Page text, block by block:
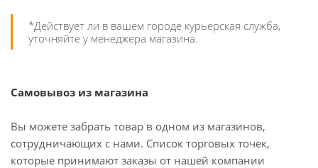
*Действует ли в вашем городе курьерская служба,
уточняйте у менеджера магазина.
Самовывоз из магазина
Вы можете забрать товар в одном из магазинов,
сотрудничающих с нами. Список торговых точек,
которые принимают заказы от нашей компании